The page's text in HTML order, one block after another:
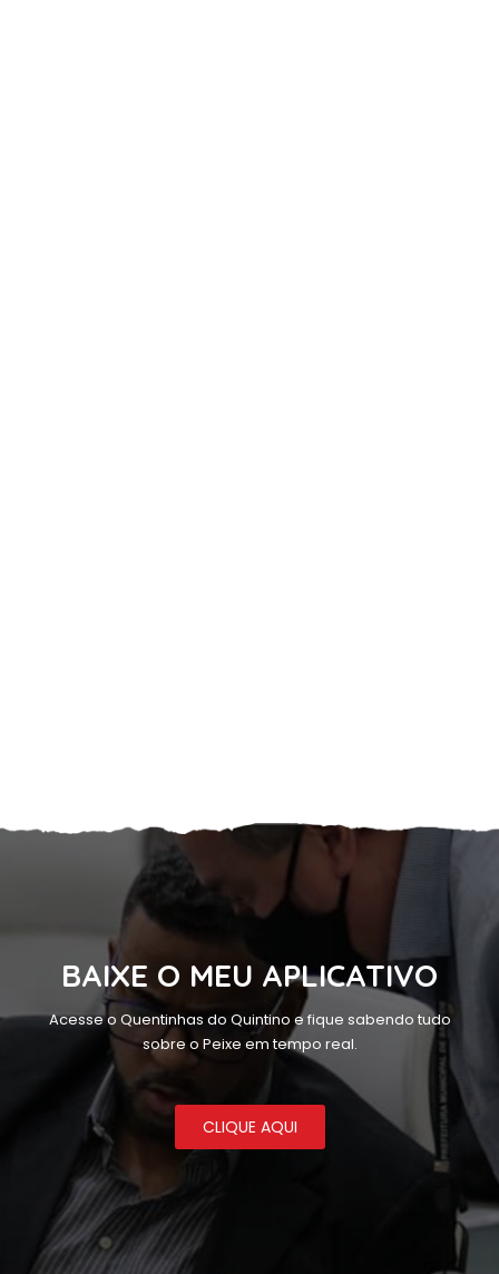
BAIXE O MEU APLICATIVO
Acesse o Quentinhas do Quintino e fique sabendo tudo
sobre o Peixe em tempo real.
CLIQUE AQUI